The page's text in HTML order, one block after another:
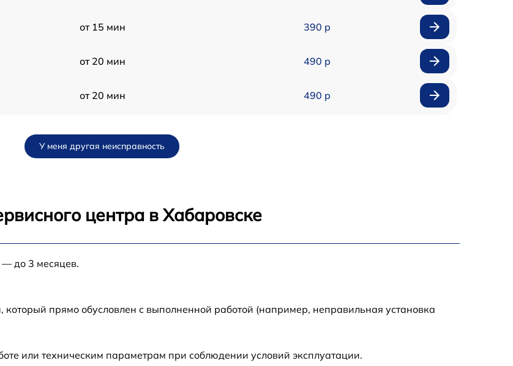
от 15 мин 390 р
от 20 мин 490 р
от 20 мин 490 р
У меня другая неисправность
центра в Хабаровске
— до 3 месяцев.
прямо обусловлен с выполненной работой (например, неправильная установка
или техническим параметрам при соблюдении условий эксплуатации.